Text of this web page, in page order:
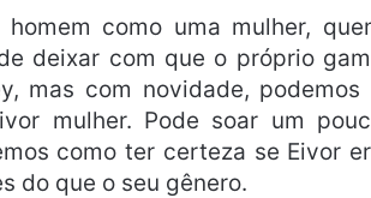
como uma mulher,
deixar com que o próprio
mas com novidade, podemos
mulher. Pode soar um
como ter certeza se Eivor
do que o seu gênero.